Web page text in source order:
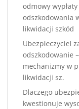
odmowy wypłaty
odszkodowania
likwidacji szkód
Ubezpieczyciel
odszkodowanie
mechanizmy w
likwidacji sz.
Dlaczego
kwestionuje